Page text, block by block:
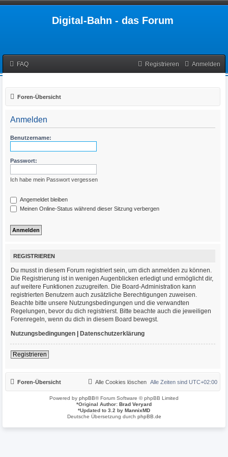
Digital-Bahn - das Forum
FAQ Anmelden
Registrieren
Foren-Übersicht
Anmelden
Benutzername:
Passwort:
Ich habe mein Passwort vergessen
Angemeldet bleiben
Meinen Online-Status während dieser Sitzung verbergen
REGISTRIEREN
Du musst in diesem Forum registriert sein, um dich anmelden zu können.
Die Registrierung ist in wenigen Augenblicken erledigt und ermöglicht dir,
auf weitere Funktionen zuzugreifen. Die Board-Administration kann
registrierten Benutzern auch zusätzliche Berechtigungen zuweisen.
Beachte bitte unsere Nutzungsbedingungen und die verwandten
Regelungen, bevor du dich registrierst. Bitte beachte auch die jeweiligen
Forenregeln, wenn du dich in diesem Board bewegst.
Nutzungsbedingungen | Datenschutzerklärung
Registrieren
Foren-Übersicht Alle Zeiten sind UTC+02:00
Alle Cookies löschen
Powered by phpBB® Forum Software © phpBB Limited
*Original Author: Brad Veryard
*Updated to 3.2 by MannixMD
Deutsche Übersetzung durch phpBB.de